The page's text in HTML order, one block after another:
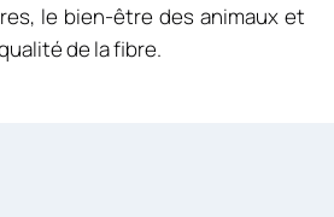
le bien-être des animaux et
de la fibre.